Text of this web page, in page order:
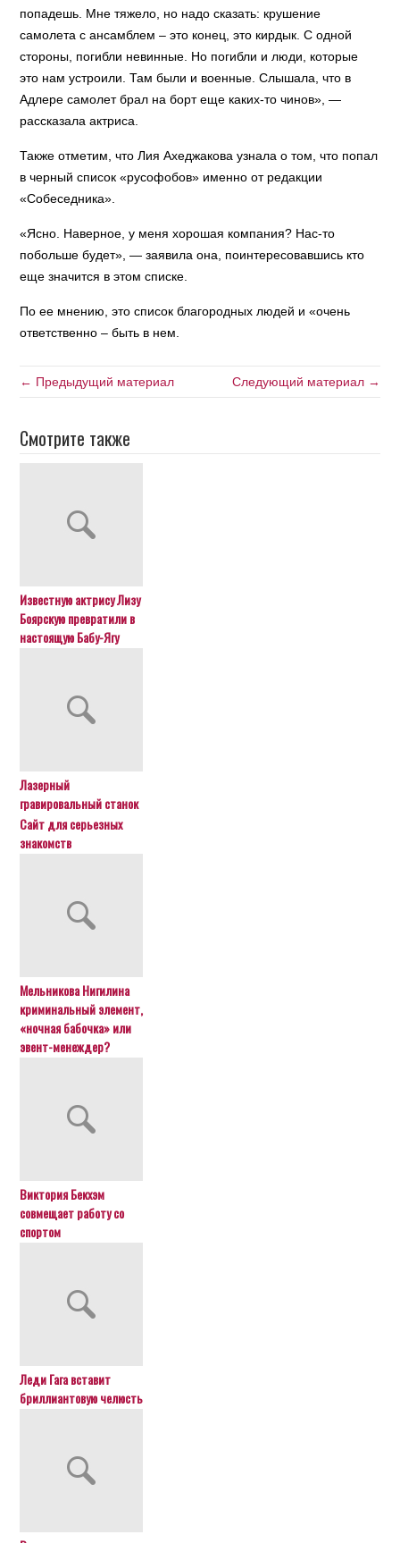
попадешь. Мне тяжело, но надо сказать: крушение
самолета с ансамблем – это конец, это кирдык. С одной
стороны, погибли невинные. Но погибли и люди, которые
это нам устроили. Там были и военные. Слышала, что в
Адлере самолет брал на борт еще каких-то ч­инов», —
рассказала актриса.
Также отметим, что Лия Ахеджакова узнала о том, что попал
в черный список «русофобов» именно от редакции
«Собеседника».
«Ясно. Наверное, у меня хорошая компания? Нас-то
побольше будет», — заявила она, поинтересовавшись кто
еще значится в этом списке.
По ее мнению, это список благородных людей и «очень
ответственно – быть в нем.
← Предыдущий материал Следующий материал →
Смотрите также
Известную актрису Лизу
Боярскую превратили в
настоящую Бабу-Ягу
Лазерный
гравировальный станок
Сайт для серьезных
знакомств
Мельникова Нигилина
криминальный элемент,
«ночная бабочка» или
эвент-менеждер?
Виктория Бекхэм
совмещает работу со
спортом
Леди Гага вставит
бриллиантовую челюсть